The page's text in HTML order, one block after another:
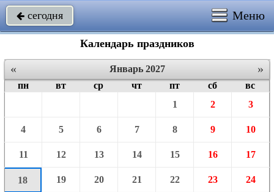
 сегодня Меню
Календарь праздников
« »
Январь 2027
пн
вт ср чт пт сб
вс
1
2 3
4 5 6 7 8 9 10
11 12 13 14 15 16 17
18 19 20 21 22 23 24